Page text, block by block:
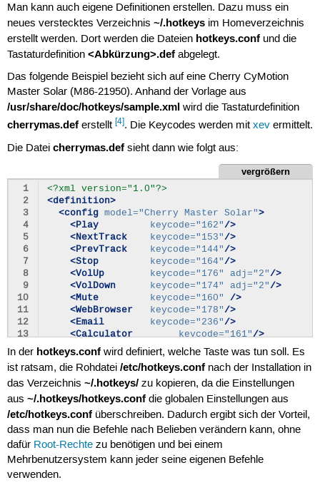
Man kann auch eigene Definitionen erstellen. Dazu muss ein
neues verstecktes Verzeichnis ~/.hotkeysim Homeverzeichnis
erstellt werden. Dort werden die Dateien hotkeys.confund die
Tastaturdefinition <Abkürzung>.defabgelegt.
Das folgende Beispiel bezieht sich auf eine Cherry CyMotion
Master Solar (M86-21950). Anhand der Vorlage aus
/usr/share/doc/hotkeys/sample.xmlwird die Tastaturdefinition
cherrymas.deferstellt [4]. Die Keycodes werden mit xevermittelt.
Die Datei cherrymas.defsieht dann wie folgt aus:
vergrößern
1
2
3
4
5
6
7
8
9
10
11
12
13
14
15
16
<?xml version="1.0"?>
<definition>
<config model="Cherry Master Solar">
<Play
keycode="162"/>
<NextTrack
keycode="153"/>
<PrevTrack
keycode="144"/>
<Stop
keycode="164"/>
<VolUp
keycode="176" adj="2"/>
<VolDown
keycode="174" adj="2"/>
<Mute
keycode="160"
/>
<WebBrowser
keycode="178"/>
<Email
keycode="236"/>
<Calculator
keycode="161"/>
<userdef
keycode= "237" command= "xmms" > xmms
</config>
</definition>
In der hotkeys.confwird definiert, welche Taste was tun soll. Es
ist ratsam, die Rohdatei /etc/hotkeys.confnach der Installation in
das Verzeichnis ~/.hotkeys/zu kopieren, da die Einstellungen
aus ~/.hotkeys/hotkeys.confdie globalen Einstellungen aus
/etc/hotkeys.confüberschreiben. Dadurch ergibt sich der Vorteil,
dass man nun die Befehle nach Belieben verändern kann, ohne
dafür Root-Rechtezu benötigen und bei einem
Mehrbenutzersystem kann jeder seine eigenen Befehle
verwenden.